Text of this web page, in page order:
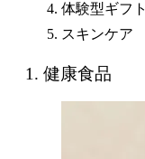
体験型ギフト
スキンケア
1. 健康食品